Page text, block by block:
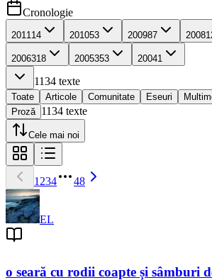
Cronologie
201114 201053 200987 2008
2006318 2005353 20041
1134 texte
Toate Articole Comunitate Eseuri
Proză 1134 texte
Cele mai noi
1 234 48
EL
o seară cu rodii coapte și sâmburi